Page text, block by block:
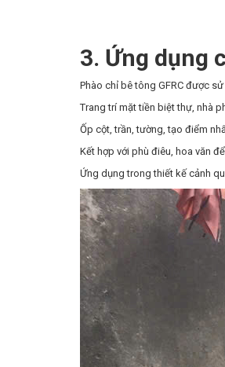
3. Ứng dụng
Phào chỉ bê tông GFRC được
Trang trí mặt tiền biệt thự, nhà
Ốp cột, trần, tường, tạo điểm
Kết hợp với phù điêu, hoa văn
Ứng dụng trong thiết kế cảnh